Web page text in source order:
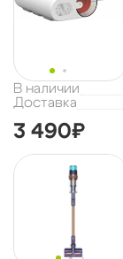
3 490₽
В наличии
Доставка